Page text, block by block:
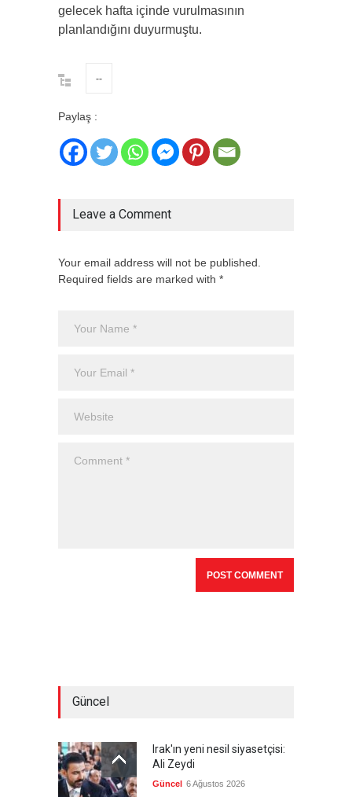
gelecek hafta içinde vurulmasının
planlandığını duyurmuştu.
--
Paylaş :
Leave a Comment
Your email address will not be published.
Required fields are marked with *
Güncel
Irak'ın yeni nesil siyasetçisi:
Ali Zeydi
Güncel 6 Ağustos 2026